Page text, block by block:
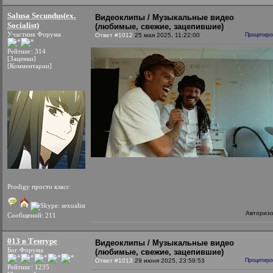
Salusa Secundus(ex.
Socialist)
Участник Форума
Рейтинг: 314
[Заценки]
[Комментарии]
Prodigy просто класс
Сообщений: 211
Видеоклипы / Музыкальные видео
(любимые, свежие, зацепившие)
Ответ #1012 25 мая 2025, 11:22:00
013 в Тентуре
Бог Форума
Рейтинг: 1235
Видеоклипы / Музыкальные видео
(любимые, свежие, зацепившие)
Ответ #1013 29 июня 2025, 23:59:53